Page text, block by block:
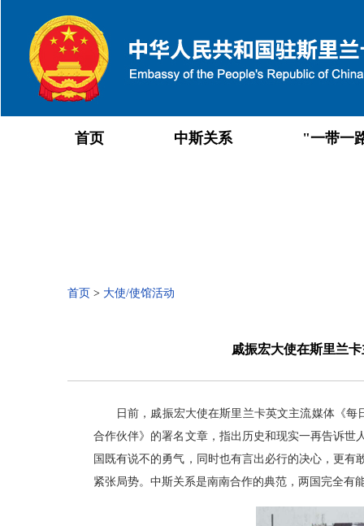
首页 中斯关系 "一带一
首页 > 大使/使馆活动
戚振宏大使在斯里兰
日前，戚振宏大使在斯里兰卡英文主流媒体《
合作伙伴》的署名文章，指出历史和现实一再告诉
国既有说不的勇气，同时也有言出必行的决心，更
紧张局势。中斯关系是南南合作的典范，两国完全有